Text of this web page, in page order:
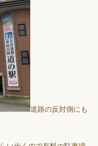
道路の反対側にも